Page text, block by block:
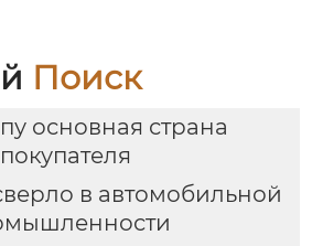
Поиск
основная страна
покупателя
в автомобильной